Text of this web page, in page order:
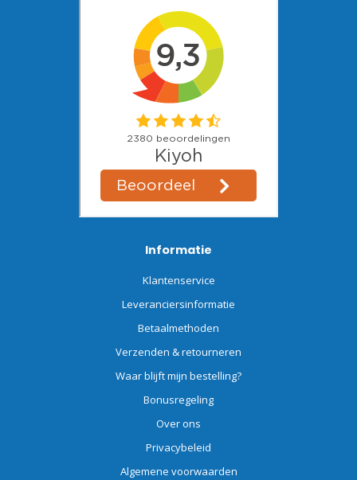
Informatie
Klantenservice
Leveranciersinformatie
Betaalmethoden
Verzenden & retourneren
Waar blijft mijn bestelling?
Bonusregeling
Over ons
Privacybeleid
Algemene voorwaarden